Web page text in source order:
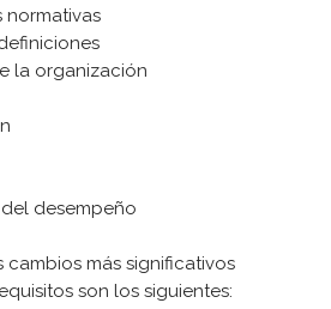
normativas
la organización
desempeño
cambios más significativos
son los siguientes: